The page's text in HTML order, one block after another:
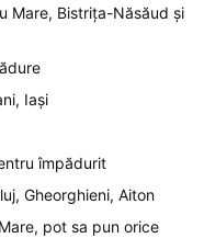
Mare, Bistrița-Năsăud și
Iași
împădurit
Gheorghieni, Aiton
pot sa pun orice